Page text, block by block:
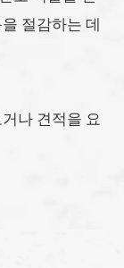
절감하는 데
나 견적을 요